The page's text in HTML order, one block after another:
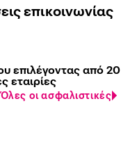
επικοινωνίας
επιλέγοντας από 20
εταιρίες
Όλες οι ασφαλιστικές